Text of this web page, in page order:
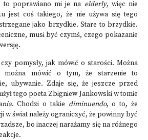
to poprawiano mi je na elderly, więc nie
jest coś takiego, że nie używa się tego
jako brzydkie. Stare to brzydkie.
musi być czymś, czego pokazanie
pomysły, jak mówić o starości. Można
można mówić o tym, że starzenie to
ubywanie. Zdaje się, że jeszcze przed
tego poeta Zbigniew Jankowski w tomie
. Chodzi o takie diminuendo, o to, że
w świat należy ograniczyć, że powinny być
bo inaczej narażamy się na różnego